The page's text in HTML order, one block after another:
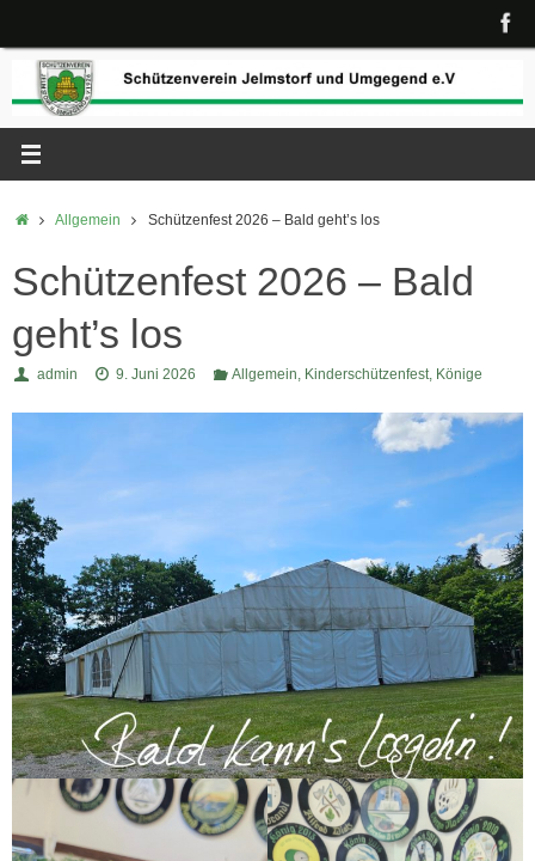
springen
StartAllgemein Schützenfest 2026 – Bald geht’s los
Schützenfest 2026 – Bald
geht’s los
admin 9. Juni 2026 Allgemein Kinderschützenfest, Könige